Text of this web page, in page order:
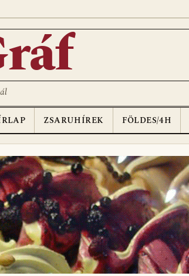
ZSARUHÍREK FÖLDES/4H